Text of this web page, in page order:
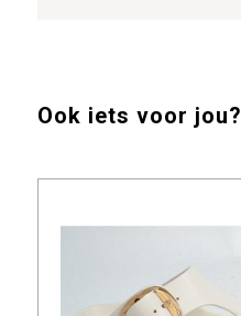
Ook iets voor jou?